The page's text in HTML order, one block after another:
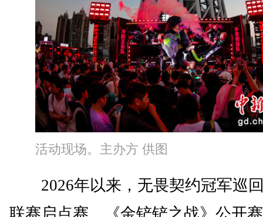
活动现场。主办方 供图
2026年以来，无畏契约冠军巡
联赛启点赛、《金铲铲之战》公开